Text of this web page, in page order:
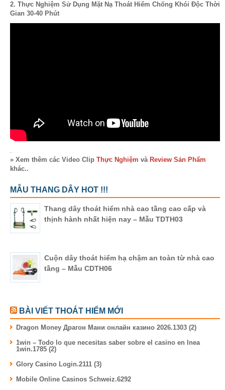
2. Thực Nghiệm Sử Dụng Mặt Nạ Thoát Hiểm Chống Khói Độc Thời
Gian 30-40 Phút
.
» Xem thêm các Video Clip Thực Nghiệm và Review Sản Phẩm
khác..
MẪU THANG DÂY HOT !!!
Thang dây thoát hiểm nhà cao tầng cao cấp và
thịnh hành nhất hiện nay – Mẫu TDTH03
Cuộn dây thoát hiểm hạ chậm an toàn từ nhà cao
tầng – Mẫu CDTH06
BÀI VIẾT THOÁT HIỂM MỚI
Dragon Money Драгон Мани онлайн казино 2026.1303 (2)
1win – Todo lo que necesitas saber sobre el casino en lnea
1win.1785 (2)
Glory Casino Login.2111 (3)
Mobile Online Casinos Schweiz.6292